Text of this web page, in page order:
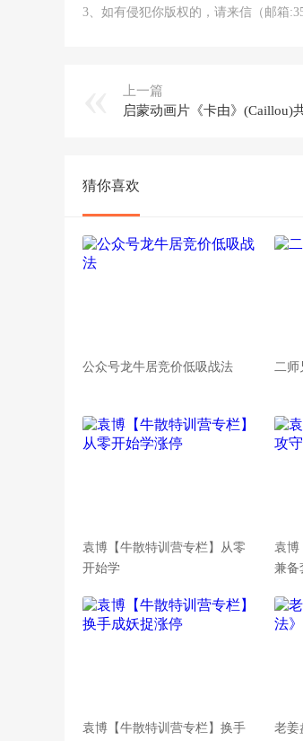
3、如有侵犯你版权的，请来信（邮箱
上一篇
猜你喜欢
公众号龙牛居竞价低吸战法 二师
袁博【牛散特训营专栏】从零
开始学
袁博
兼备
袁博【牛散特训营专栏】换手
老姜